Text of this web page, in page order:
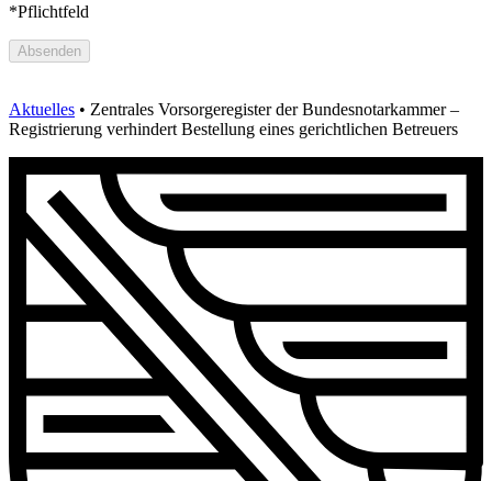
*Pflichtfeld
Absenden
Aktuelles • Zentrales Vorsorgeregister der Bundesnotarkammer –
Registrierung verhindert Bestellung eines gerichtlichen Betreuers